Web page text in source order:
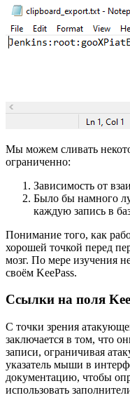
Мы можем сливать
ограниченно:
Зависимость от
Было бы намного
каждую запись в
Понимание того, как
хорошей точкой перед
мозг. По мере изучения
своём KeePass.
Ссылки на поля
С точки зрения
заключается в том, что
записи, ограничивая
указатель мыши в
документацию, чтобы
использовать